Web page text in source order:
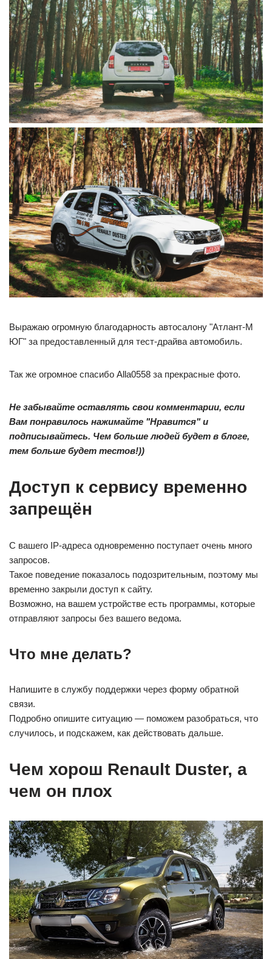
Выражаю огромную благодарность автосалону "Атлант-М
ЮГ" за предоставленный для тест-драйва автомобиль.
Так же огромное спасибо Alla0558 за прекрасные фото.
Не забывайте оставлять свои комментарии, если
Вам понравилось нажимайте "Нравится" и
подписывайтесь. Чем больше людей будет в блоге,
тем больше будет тестов!))
Доступ к сервису временно
запрещён
С вашего IP-адреса одновременно поступает очень много
запросов.
Такое поведение показалось подозрительным, поэтому мы
временно закрыли доступ к сайту.
Возможно, на вашем устройстве есть программы, которые
отправляют запросы без вашего ведома.
Что мне делать?
Напишите в службу поддержки через форму обратной
связи.
Подробно опишите ситуацию — поможем разобраться, что
случилось, и подскажем, как действовать дальше.
Чем хорош Renault Duster, а
чем он плох